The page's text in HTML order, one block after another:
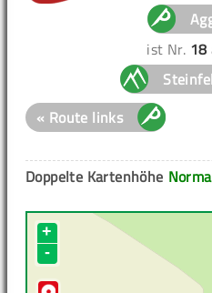
ist Nr. 18
« Route links
Doppelte Kartenhöhe
+
-